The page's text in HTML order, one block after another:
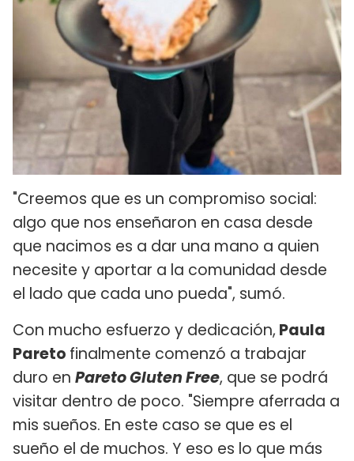
"Creemos que es un compromiso social:
algo que nos enseñaron en casa desde
que nacimos es a dar una mano a quien
necesite y aportar a la comunidad desde
el lado que cada uno pueda", sumó.
Con mucho esfuerzo y dedicación, Paula
Pareto finalmente comenzó a trabajar
duro en Pareto Gluten Free, que se podrá
visitar dentro de poco. "Siempre aferrada a
mis sueños. En este caso se que es el
sueño el de muchos. Y eso es lo que más